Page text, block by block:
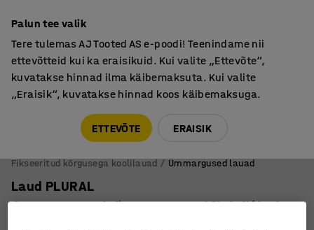
Pärnu mnt 158, Tallinn. Kauba väljastamine Paneeli
6, Tallinn. Vaata lähemalt!
Fikseeritud kõrgusega koolilauad Ümmargused lauad
Laud PLURAL
Ø 1300 x 600 mm, helisummutav HPL, hõbehall/ kask
Palun tee valik
Tere tulemas AJ Tooted AS e-poodi! Teenindame nii
ettevõtteid kui ka eraisikuid. Kui valite „Ettevõte“,
kuvatakse hinnad ilma käibemaksuta. Kui valite
„Eraisik“, kuvatakse hinnad koos käibemaksuga.
ETTEVÕTE ERAISIK